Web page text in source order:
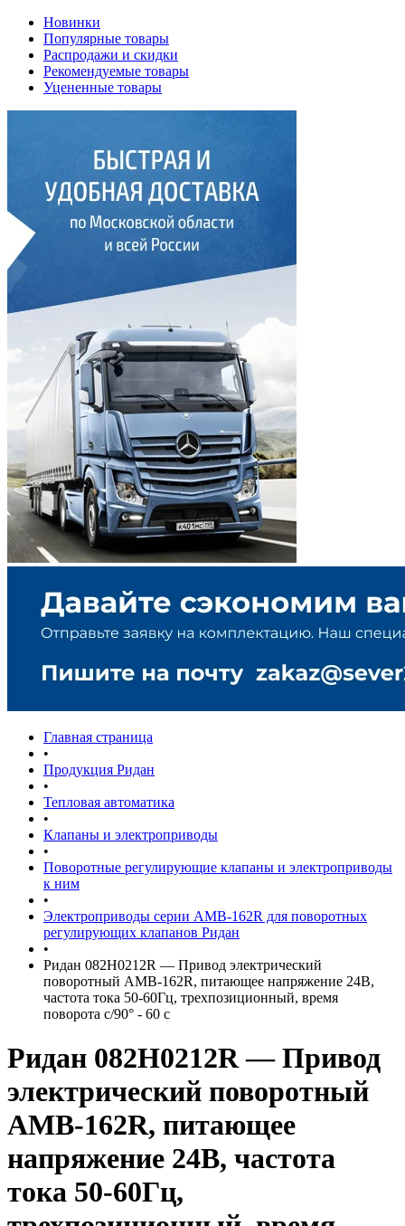
Новинки
Популярные товары
Распродажи и скидки
Рекомендуемые товары
Уцененные товары
Главная страница
•
Продукция Ридан
•
Тепловая автоматика
•
Клапаны и электроприводы
•
Поворотные регулирующие клапаны и электроприводы
к ним
•
Электроприводы серии AMВ-162R для поворотных
регулирующих клапанов Ридан
•
Ридан 082H0212R — Привод электрический
поворотный AMB-162R, питающее напряжение 24В,
частота тока 50-60Гц, трехпозиционный, время
поворота с/90° - 60 c
Ридан 082H0212R — Привод
электрический поворотный
AMB-162R, питающее
напряжение 24В, частота
тока 50-60Гц,